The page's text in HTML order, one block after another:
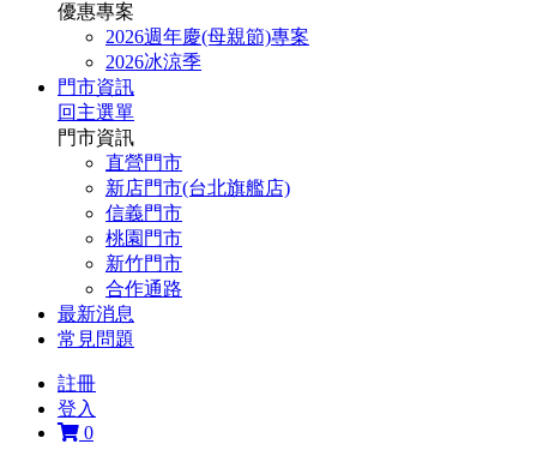
優惠專案
2026週年慶(母親節)專案
2026冰涼季
門市資訊
回主選單
門市資訊
直營門市
新店門市(台北旗艦店)
信義門市
桃園門市
新竹門市
合作通路
最新消息
常見問題
註冊
登入
0